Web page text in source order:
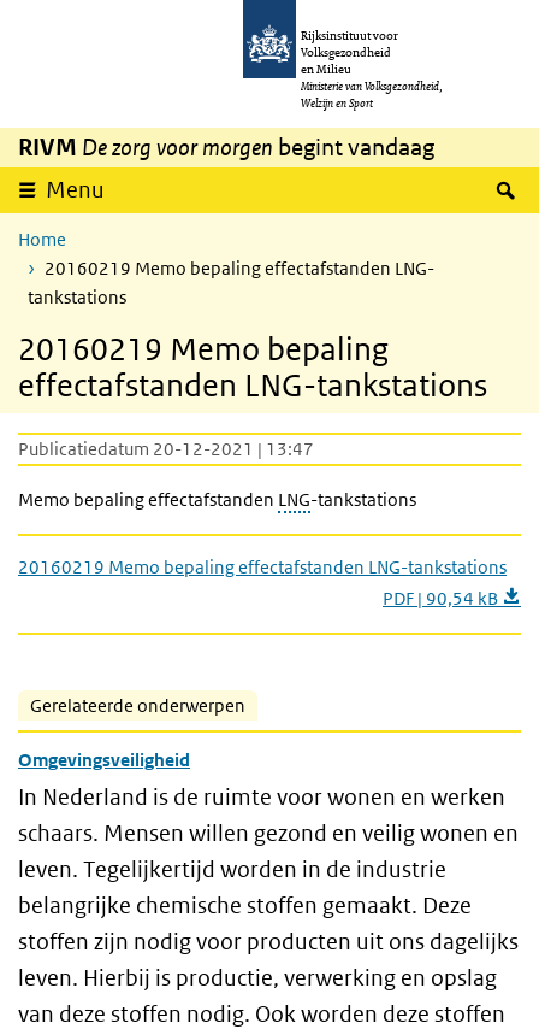
Overslaan en naar de inhoud gaan
Rijksinstituut voor
Volksgezondheid
en Milieu
Ministerie van Volksgezondheid,
Welzijn en Sport
RIVM De zorg voor morgen begint vandaag
Menu
Home
20160219 Memo bepaling effectafstanden LNG-
tankstations
20160219 Memo bepaling
effectafstanden LNG-tankstations
Publicatiedatum 20-12-2021 | 13:47
Memo bepaling effectafstanden LNG-tankstations
20160219 Memo bepaling effectafstanden LNG-tankstations
PDF | 90,54 kB
Gerelateerde onderwerpen
Omgevingsveiligheid
In Nederland is de ruimte voor wonen en werken
schaars. Mensen willen gezond en veilig wonen en
leven. Tegelijkertijd worden in de industrie
belangrijke chemische stoffen gemaakt. Deze
stoffen zijn nodig voor producten uit ons dagelijks
leven. Hierbij is productie, verwerking en opslag
van deze stoffen nodig. Ook worden deze stoffen